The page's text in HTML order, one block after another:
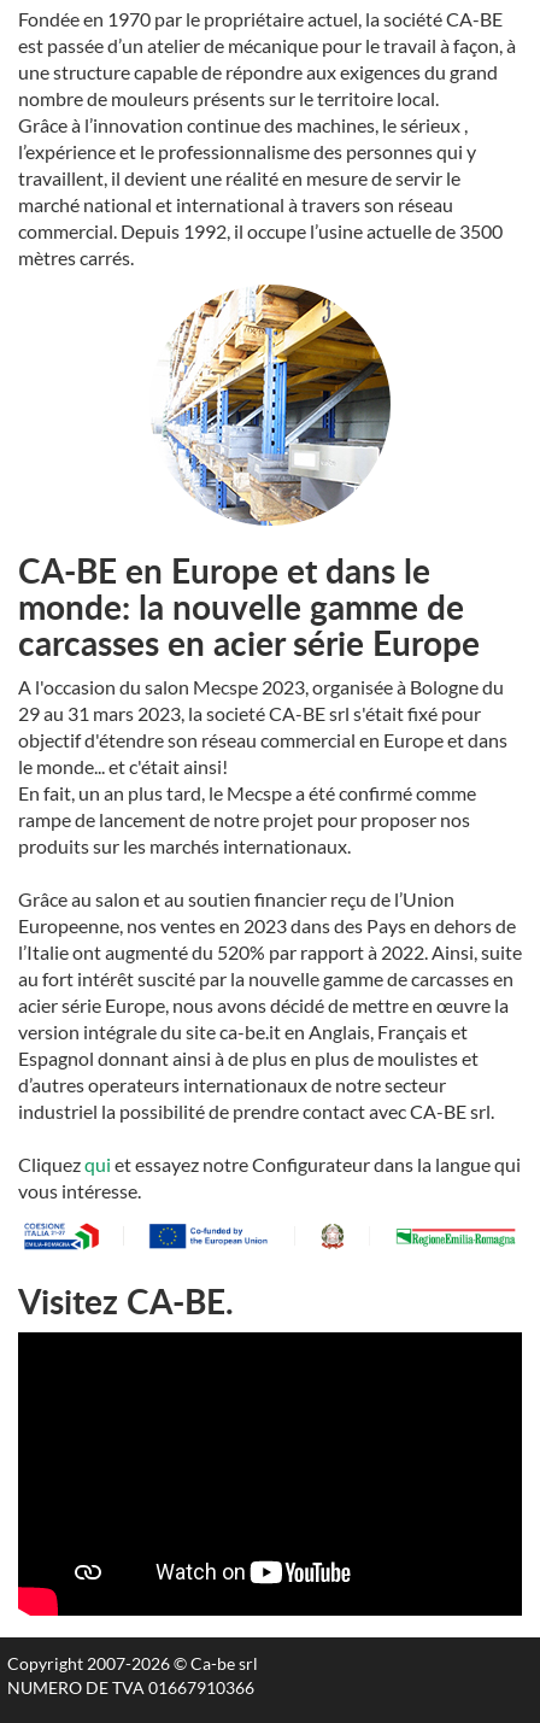
Fondée en 1970 par le propriétaire actuel, la société CA-BE
est passée d’un atelier de mécanique pour le travail à façon, à
une structure capable de répondre aux exigences du grand
nombre de mouleurs présents sur le territoire local.
Grâce à l’innovation continue des machines, le sérieux ,
l’expérience et le professionnalisme des personnes qui y
travaillent, il devient une réalité en mesure de servir le
marché national et international à travers son réseau
commercial. Depuis 1992, il occupe l’usine actuelle de 3500
mètres carrés.
CA-BE en Europe et dans le
monde: la nouvelle gamme de
carcasses en acier série Europe
A l'occasion du salon Mecspe 2023, organisée à Bologne du
29 au 31 mars 2023, la societé CA-BE srl s'était fixé pour
objectif d'étendre son réseau commercial en Europe et dans
le monde... et c'était ainsi!
En fait, un an plus tard, le Mecspe a été confirmé comme
rampe de lancement de notre projet pour proposer nos
produits sur les marchés internationaux.
Grâce au salon et au soutien financier reçu de l’Union
Europeenne, nos ventes en 2023 dans des Pays en dehors de
l’Italie ont augmenté du 520% par rapport à 2022. Ainsi, suite
au fort intérêt suscité par la nouvelle gamme de carcasses en
acier série Europe, nous avons décidé de mettre en œuvre la
version intégrale du site ca-be.it en Anglais, Français et
Espagnol donnant ainsi à de plus en plus de moulistes et
d’autres operateurs internationaux de notre secteur
industriel la possibilité de prendre contact avec CA-BE srl.
Cliquezqui et essayez notre Configurateur dans la langue qui
vous intéresse.
Visitez CA-BE.
Copyright 2007-2026 © Ca-be srl
NUMERO DE TVA 01667910366